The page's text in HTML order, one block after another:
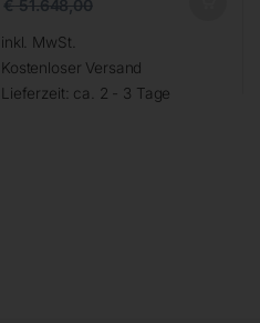
€51.648,00
inkl. MwSt.
Kostenloser Versand
Lieferzeit: ca. 2 - 3 Tage